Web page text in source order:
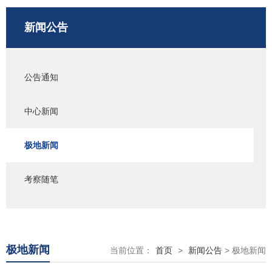
新闻公告
公告通知
中心新闻
极地新闻
考察随笔
极地新闻 当前位置： 首页 > 新闻公告 > 极地新闻